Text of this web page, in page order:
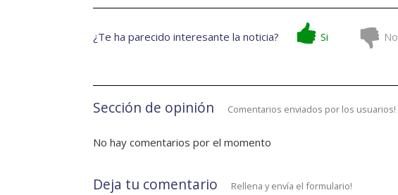
¿Te ha parecido interesante la noticia? Si No
Sección de opinión Comentarios enviados por los usuarios!
No hay comentarios por el momento
Deja tu comentario Rellena y envía el formulario!